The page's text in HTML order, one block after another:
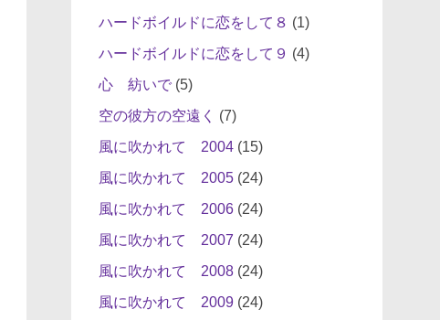
ハードボイルドに恋をして８ (1)
ハードボイルドに恋をして９ (4)
心 紡いで(5)
空の彼方の空遠く
(7)
風に吹かれて 2004(15)
風に吹かれて 2005(24)
風に吹かれて 2006(24)
風に吹かれて 2007 (24)
風に吹かれて 2008(24)
風に吹かれて 2009(24)